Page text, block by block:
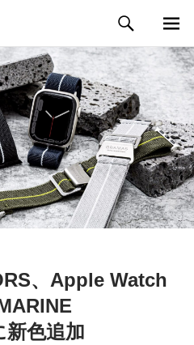
メイン
メニュ
ー
、Apple Watch
新色追加